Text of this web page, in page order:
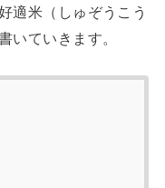
適米（しゅぞうこう
いていきます。